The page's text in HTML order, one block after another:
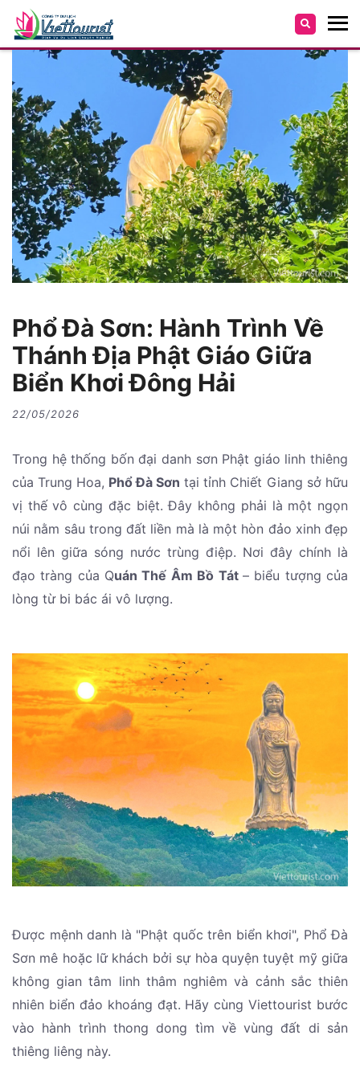
Phổ Đà Sơn: Hành Trình Về
Thánh Địa Phật Giáo Giữa
Biển Khơi Đông Hải
22/05/2026
Trong hệ thống bốn đại danh sơn Phật giáo linh thiêng
của Trung Hoa, Phổ Đà Sơn tại tỉnh Chiết Giang sở hữu
vị thế vô cùng đặc biệt. Đây không phải là một ngọn
núi nằm sâu trong đất liền mà là một hòn đảo xinh đẹp
nổi lên giữa sóng nước trùng điệp. Nơi đây chính là
đạo tràng của Quán Thế Âm Bồ Tát – biểu tượng của
lòng từ bi bác ái vô lượng.
Được mệnh danh là "Phật quốc trên biển khơi", Phổ Đà
Sơn mê hoặc lữ khách bởi sự hòa quyện tuyệt mỹ giữa
không gian tâm linh thâm nghiêm và cảnh sắc thiên
nhiên biển đảo khoáng đạt. Hãy cùng Viettourist bước
vào hành trình thong dong tìm về vùng đất di sản
thiêng liêng này.